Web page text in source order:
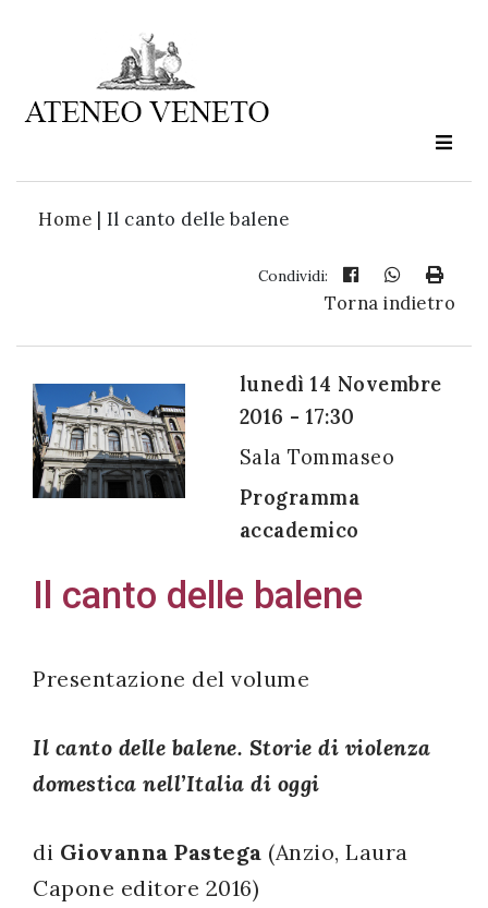
Home | Il canto delle balene
Condividi:
Torna indietro
lunedì 14 Novembre
2016 - 17:30
Sala Tommaseo
Programma
accademico
Il canto delle balene
Presentazione del volume
Il canto delle balene. Storie di violenza
domestica nell’Italia di oggi
di Giovanna Pastega (Anzio, Laura
Capone editore 2016)
Ateneo
è
cultura
newsletter:
Acconsento
miei dati
accordo
decreto
196/03